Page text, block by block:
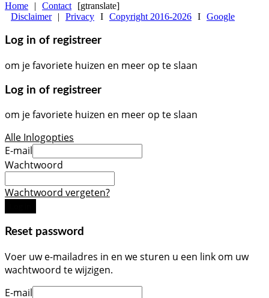
Home Contact
[gtranslate]
Disclaimer
Privacy I Copyright 2016-2026 I Google
Log in of registreer
om je favoriete huizen en meer op te slaan
Log in of registreer
om je favoriete huizen en meer op te slaan
Alle Inlogopties
E-mail
Wachtwoord
Wachtwoord vergeten?
Reset password
Voer uw e-mailadres in en we sturen u een link om uw
wachtwoord te wijzigen.
E-mail